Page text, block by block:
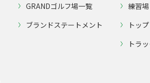
GRANDゴルフ場一覧
ブランドステートメント
練習
トッ
トラ